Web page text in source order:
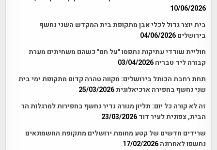
10/06/2026
בית יוצר גדול לכלי אבן מתקופת בית המקדש השני נחשף
בירושלים 04/06/2026
חוליית שודדי עתיקות נתפסו "על חם" כשהם משחיתים מערת
קבורה ליד טבריה 03/04/2026
תחת רחבת הכותל בירושלים: מקווה טהרה קדום מתקופת ימי בית
שני נחשף בחפירה ארכיאלוגית25/03/2026
זה לא קורה כל יום: תליון מנורה נדיר נחשף בחפירות למרגלות הר
הבית, צפונית לעיר דוד 23/03/2026
שרידים חדשים של קטע מחומת ירושלים מתקופת החשמונאים
נחשפו לאחרונה 17/02/2026